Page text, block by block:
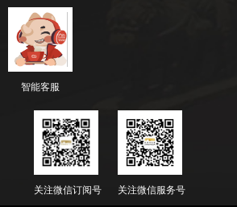
智能客服
关注微信服务号
关注微信订阅号